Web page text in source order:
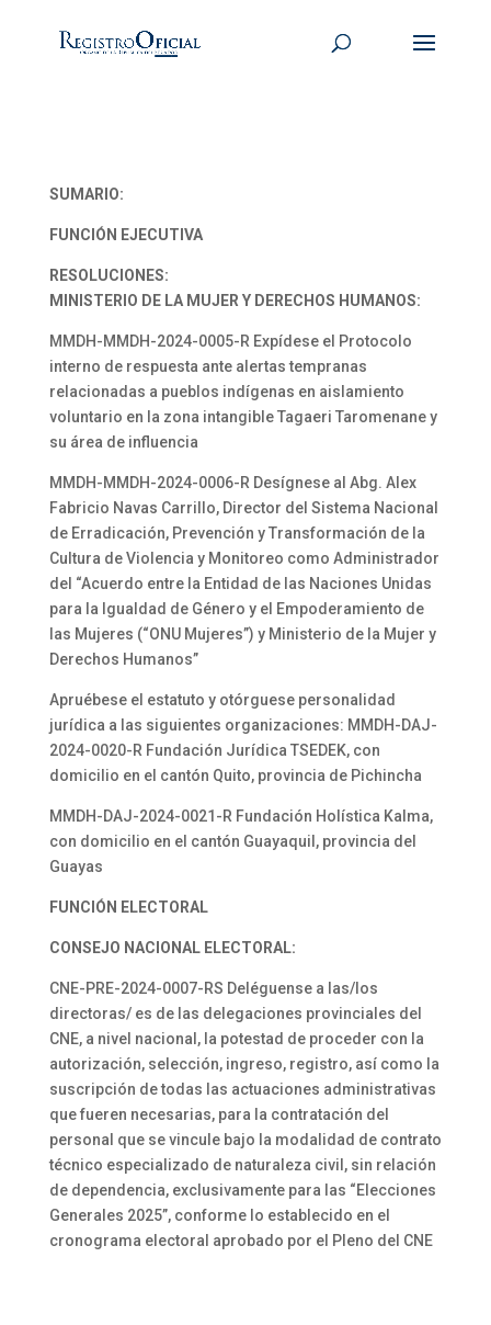
SUMARIO:
FUNCIÓN EJECUTIVA
RESOLUCIONES:
MINISTERIO DE LA MUJER Y DERECHOS HUMANOS:
MMDH-MMDH-2024-0005-R Expídese el Protocolo
interno de respuesta ante alertas tempranas
relacionadas a pueblos indígenas en aislamiento
voluntario en la zona intangible Tagaeri Taromenane y
su área de influencia
MMDH-MMDH-2024-0006-R Desígnese al Abg. Alex
Fabricio Navas Carrillo, Director del Sistema Nacional
de Erradicación, Prevención y Transformación de la
Cultura de Violencia y Monitoreo como Administrador
del “Acuerdo entre la Entidad de las Naciones Unidas
para la Igualdad de Género y el Empoderamiento de
las Mujeres (“ONU Mujeres”) y Ministerio de la Mujer y
Derechos Humanos”
Apruébese el estatuto y otórguese personalidad
jurídica a las siguientes organizaciones: MMDH-DAJ-
2024-0020-R Fundación Jurídica TSEDEK, con
domicilio en el cantón Quito, provincia de Pichincha
MMDH-DAJ-2024-0021-R Fundación Holística Kalma,
con domicilio en el cantón Guayaquil, provincia del
Guayas
FUNCIÓN ELECTORAL
CONSEJO NACIONAL ELECTORAL:
CNE-PRE-2024-0007-RS Deléguense a las/los
directoras/ es de las delegaciones provinciales del
CNE, a nivel nacional, la potestad de proceder con la
autorización, selección, ingreso, registro, así como la
suscripción de todas las actuaciones administrativas
que fueren necesarias, para la contratación del
personal que se vincule bajo la modalidad de contrato
técnico especializado de naturaleza civil, sin relación
de dependencia, exclusivamente para las “Elecciones
Generales 2025”, conforme lo establecido en el
cronograma electoral aprobado por el Pleno del CNE